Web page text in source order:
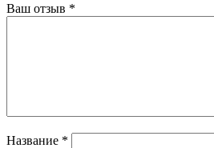
Ваш отзыв *
Название *